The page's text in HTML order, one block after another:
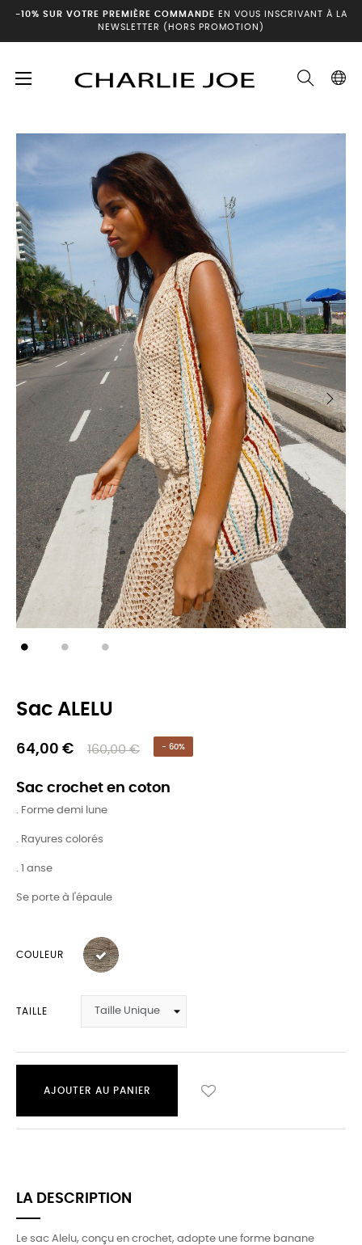
-10% SUR VOTRE PREMIÈRE COMMANDE EN VOUS INSCRIVANT À LA
NEWSLETTER (HORS PROMOTION)
Basculer
☰
Accueil Archives été Sac ALELU
Sac ALELU
64,00 € 160,00 € - 60%
Sac crochet en coton
. Forme demi lune
. Rayures colorés
. 1 anse
Se porte à l'épaule
COULEUR
TAILLE
AJOUTER AU PANIER
LA DESCRIPTION
Le sac Alelu, conçu en crochet, adopte une forme banane